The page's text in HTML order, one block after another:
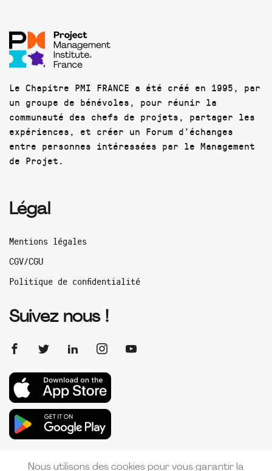
Le Chapitre PMI FRANCE a été créé en 1995, par
un groupe de bénévoles, pour réunir la
communauté des chefs de projets, partager les
expériences, et créer un Forum d'échanges
entre personnes intéressées par le Management
de Projet.
Légal
Mentions légales
CGV/CGU
Politique de confidentialité
Suivez nous !
Nous utilisons des cookies pour vous garantir la